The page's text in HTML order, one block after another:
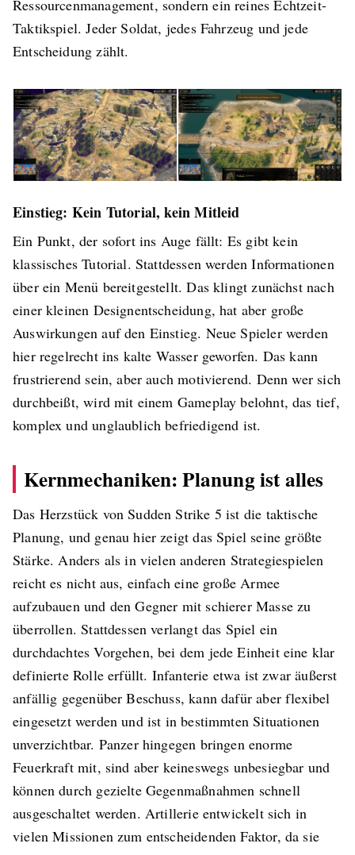
Ressourcenmanagement, sondern ein reines Echtzeit-
Taktikspiel. Jeder Soldat, jedes Fahrzeug und jede
Entscheidung zählt.
Einstieg: Kein Tutorial, kein Mitleid
Ein Punkt, der sofort ins Auge fällt: Es gibt kein
klassisches Tutorial. Stattdessen werden Informationen
über ein Menü bereitgestellt. Das klingt zunächst nach
einer kleinen Designentscheidung, hat aber große
Auswirkungen auf den Einstieg. Neue Spieler werden
hier regelrecht ins kalte Wasser geworfen. Das kann
frustrierend sein, aber auch motivierend. Denn wer sich
durchbeißt, wird mit einem Gameplay belohnt, das tief,
komplex und unglaublich befriedigend ist.
Kernmechaniken: Planung ist alles
Das Herzstück von Sudden Strike 5 ist die taktische
Planung, und genau hier zeigt das Spiel seine größte
Stärke. Anders als in vielen anderen Strategiespielen
reicht es nicht aus, einfach eine große Armee
aufzubauen und den Gegner mit schierer Masse zu
überrollen. Stattdessen verlangt das Spiel ein
durchdachtes Vorgehen, bei dem jede Einheit eine klar
definierte Rolle erfüllt. Infanterie etwa ist zwar äußerst
anfällig gegenüber Beschuss, kann dafür aber flexibel
eingesetzt werden und ist in bestimmten Situationen
unverzichtbar. Panzer hingegen bringen enorme
Feuerkraft mit, sind aber keineswegs unbesiegbar und
können durch gezielte Gegenmaßnahmen schnell
ausgeschaltet werden. Artillerie entwickelt sich in
vielen Missionen zum entscheidenden Faktor, da sie